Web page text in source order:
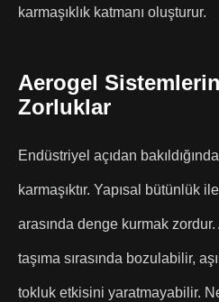
karmaşıklık katmanı oluşturur.
Aerogel
Zorluklar
Endüstriyel açıdan
karmaşıktır. Yapısal bütünlük
arasında denge kurmak zordur.
taşıma sırasında bozulabilir,
tokluk etkisini yaratmayabilir.